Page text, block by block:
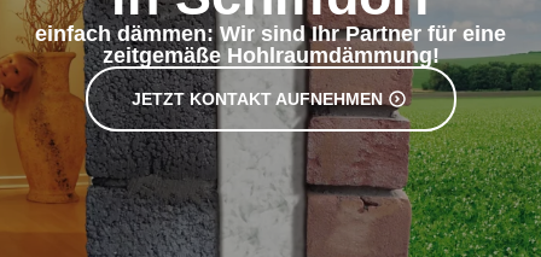
einfach dämmen: Wir sind Ihr Partner für eine
zeitgemäße Hohlraumdämmung!
JETZT KONTAKT AUFNEHMEN